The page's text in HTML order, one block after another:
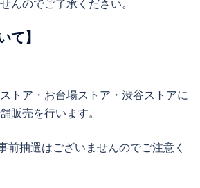
んのでご了承ください。
て】
トア・お台場ストア・渋谷ストアに
販売を行います。
前抽選はございませんのでご注意く